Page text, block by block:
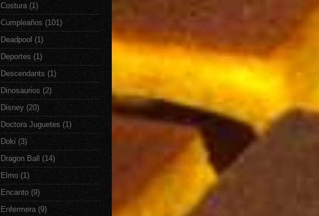
Costura (1)
Cumpleaños (101)
Deadpool (1)
Deportes (1)
Descendants (1)
Dinosaurios (2)
Disney (20)
Doctora Juguetes (1)
Doki (3)
Dragon Ball
(14)
Elmo (1)
Encanto (9)
Enfermera (9)